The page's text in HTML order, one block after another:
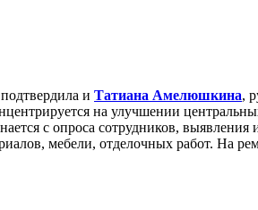
и Татиана Амелюшкина,
на улучшении
с опроса сотрудников,
мебели, отделочных работ. На